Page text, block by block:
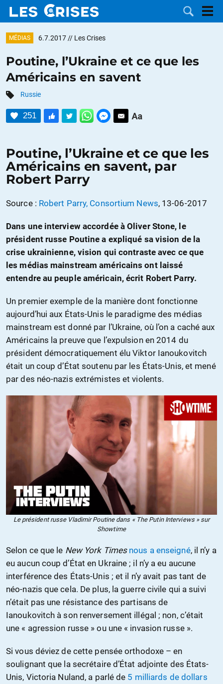
DOSSIERS
CATÉGORIES
NOUS
CONTACTER
FAIRE UN
MÉDIAS 6.7.2017 // Les Crises
Poutine, l’Ukraine et ce que les
Américains en savent
Russie
251
Poutine, l’Ukraine et ce que les
Américains en savent, par
Robert Parry
Source : Robert Parry, Consortium News, 13-06-2017
Dans une interview accordée à Oliver Stone, le
président russe Poutine a expliqué sa vision de la
crise ukrainienne, vision qui contraste avec ce que
les médias mainstream américains ont laissé
entendre au peuple américain, écrit Robert Parry.
Un premier exemple de la manière dont fonctionne
aujourd’hui aux États-Unis le paradigme des médias
mainstream est donné par l’Ukraine, où l’on a caché aux
Américains la preuve que l’expulsion en 2014 du
président démocratiquement élu Viktor Ianoukovitch
était un coup d’État soutenu par les États-Unis, et mené
par des néo-nazis extrémistes et violents.
Le président russe Vladimir Poutine dans « The Putin Interviews » sur
Showtime
Selon ce que le New York Times nous a enseigné, il n’y a
eu aucun coup d’État en Ukraine ; il n’y a eu aucune
interférence des États-Unis ; et il n’y avait pas tant de
néo-nazis que cela. De plus, la guerre civile qui a suivi
n’était pas une résistance des partisans de
Ianoukovitch à son renversement illégal ; non, c’était
une « agression russe » ou une « invasion russe ».
Si vous déviez de cette pensée orthodoxe – en
soulignant que la secrétaire d’État adjointe des États-
Unis, Victoria Nuland, a parlé de 5 milliards de dollars